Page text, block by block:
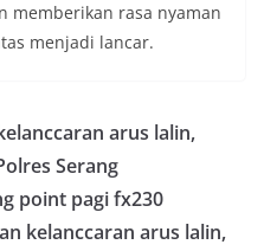
memberikan rasa nyaman
menjadi lancar.
arus lalin,
Serang
point pagi fx230
kelanccaran arus lalin,